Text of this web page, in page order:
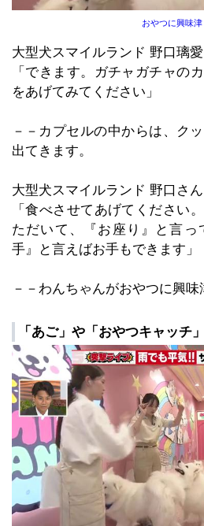
おやつに興味津
大型犬スマイルランド 野口璃愛
「できます。ガチャガチャの
をあげてみてください」
－－カプセルの中からは、ク
出てきます。
大型犬スマイルランド 野口さん
「食べさせてあげてください
ただいて、『お座り』と言っ
手』と言えばお手もできます」
－－わんちゃんがおやつに興味
「あご」や「おやつキャッチ